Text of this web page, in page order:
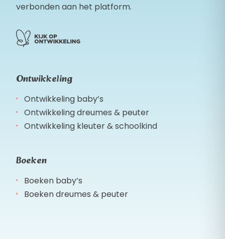
verbonden aan het platform.
Ontwikkeling
Ontwikkeling baby’s
Ontwikkeling dreumes & peuter
Ontwikkeling kleuter & schoolkind
Boeken
Boeken baby’s
Boeken dreumes & peuter